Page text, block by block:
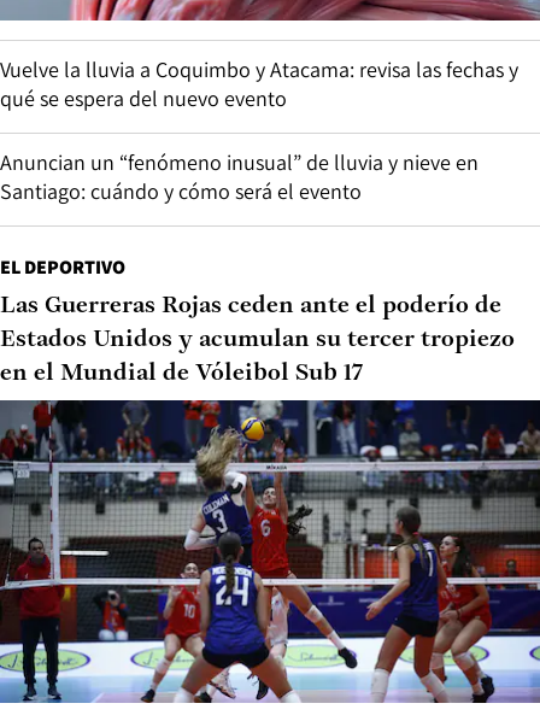
Vuelve la lluvia a Coquimbo y Atacama: revisa las fechas y
qué se espera del nuevo evento
Anuncian un “fenómeno inusual” de lluvia y nieve en
Santiago: cuándo y cómo será el evento
EL DEPORTIVO
Las Guerreras Rojas ceden ante el poderío de
Estados Unidos y acumulan su tercer tropiezo
en el Mundial de Vóleibol Sub 17